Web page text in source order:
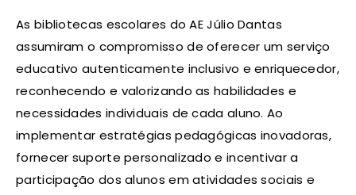
As bibliotecas escolares do AE Júlio Dantas
assumiram o compromisso de oferecer um serviço
educativo autenticamente inclusivo e enriquecedor,
reconhecendo e valorizando as habilidades e
necessidades individuais de cada aluno. Ao
implementar estratégias pedagógicas inovadoras,
fornecer suporte personalizado e incentivar a
participação dos alunos em atividades sociais e